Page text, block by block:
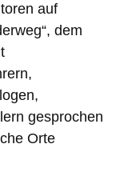
auf
dem
gesprochen
Orte